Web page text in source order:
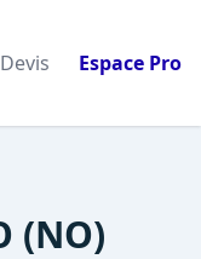
Devis Espace Pro
(NO)